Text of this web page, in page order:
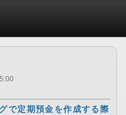
で定期預金を作成する際